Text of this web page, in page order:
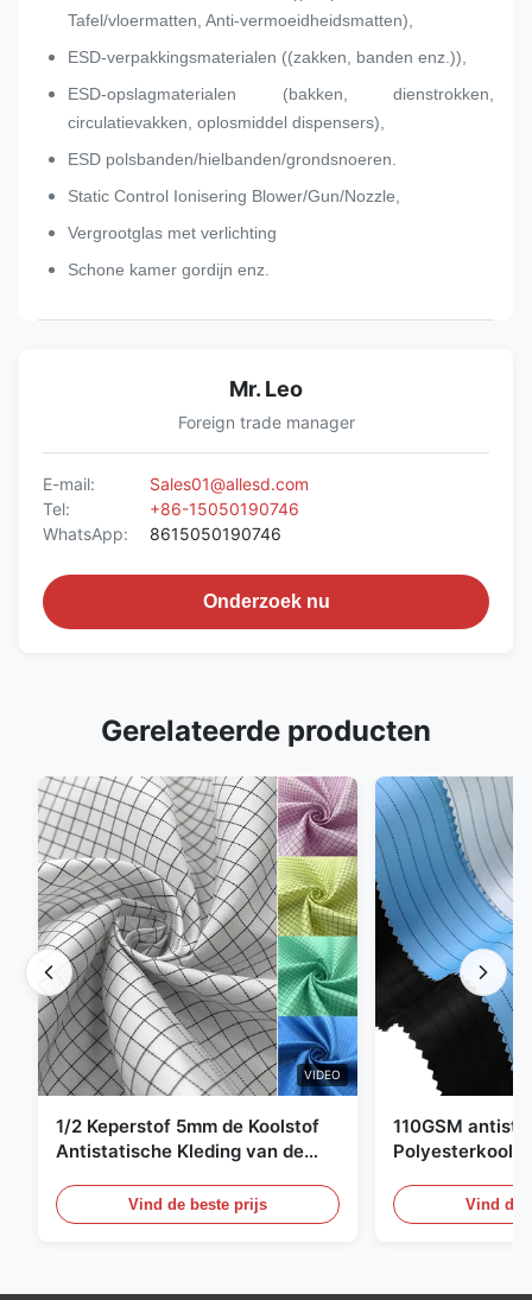
Tafel/vloermatten, Anti-vermoeidheidsmatten),
ESD-verpakkingsmaterialen ((zakken, banden enz.)),
ESD-opslagmaterialen (bakken, dienstrokken,
circulatievakken, oplosmiddel dispensers),
ESD polsbanden/hielbanden/grondsnoeren.
Static Control Ionisering Blower/Gun/Nozzle,
Vergrootglas met verlichting
Schone kamer gordijn enz.
Mr. Leo
Foreign trade manager
E-mail:
Sales01@allesd.com
Tel:
+86-15050190746
WhatsApp:
8615050190746
Onderzoek nu
Gerelateerde producten
VIDEO
1/2 Keperstof 5mm de Koolstof
Antistatische Kleding van de
Vind de beste prijs
110GSM
Vind de